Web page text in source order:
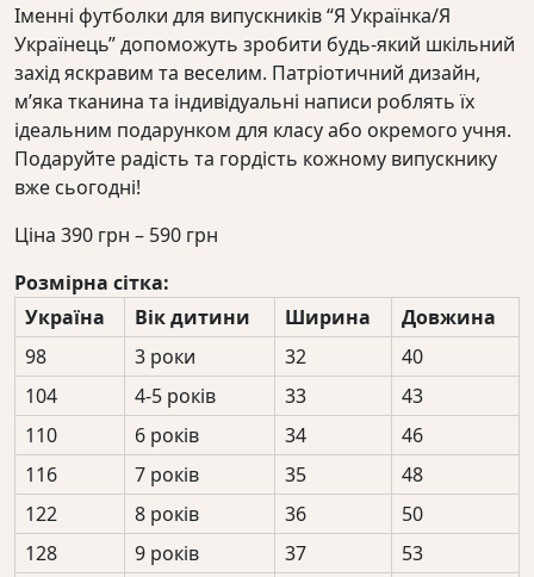
Іменні футболки для випускників “Я Українка/Я
Українець” допоможуть зробити будь-який шкільний
захід яскравим та веселим. Патріотичний дизайн,
м’яка тканина та індивідуальні написи роблять їх
ідеальним подарунком для класу або окремого учня.
Подаруйте радість та гордість кожному випускнику
вже сьогодні!
Ціна 390 грн – 590 грн
від
390 грн
590 грн
Розмірна сітка:
Україна
Вік дитини Ширина
Довжина
98
3 роки 32
40
104
4-5 років 33
43
110
6 років 34
46
116
7 років 35
48
122
8 років 36
50
128
9 років 37
53